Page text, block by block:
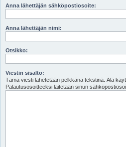
Anna lähettäjän sähköpostiosoite:
Anna lähettäjän nimi:
Otsikko:
Viestin sisältö:
Tämä viesti lähetetään pelkkänä tekstinä. Älä
Palautusosoitteeksi laitetaan sinun